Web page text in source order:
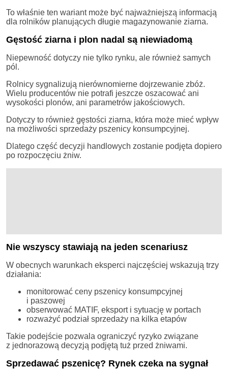
To właśnie ten wariant może być najważniejszą informacją
dla rolników planujących długie magazynowanie ziarna.
Gęstość ziarna i plon nadal są niewiadomą
Niepewność dotyczy nie tylko rynku, ale również samych
pól.
Rolnicy sygnalizują nierównomierne dojrzewanie zbóż.
Wielu producentów nie potrafi jeszcze oszacować ani
wysokości plonów, ani parametrów jakościowych.
Dotyczy to również gęstości ziarna, która może mieć wpływ
na możliwości sprzedaży pszenicy konsumpcyjnej.
Dlatego część decyzji handlowych zostanie podjęta dopiero
po rozpoczęciu żniw.
Nie wszyscy stawiają na jeden scenariusz
W obecnych warunkach eksperci najczęściej wskazują trzy
działania:
monitorować ceny pszenicy konsumpcyjnej
i paszowej
obserwować MATIF, eksport i sytuację w portach
rozważyć podział sprzedaży na kilka etapów
Takie podejście pozwala ograniczyć ryzyko związane
z jednorazową decyzją podjętą tuż przed żniwami.
Sprzedawać pszenicę? Rynek czeka na sygnał